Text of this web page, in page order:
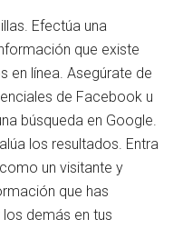
Efectúa una
que existe
en línea. Asegúrate de
de Facebook u
búsqueda en Google.
los resultados. Entra
un visitante y
que has
demás en tus